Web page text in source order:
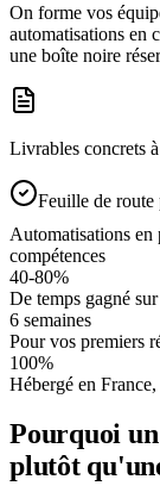
On forme vos
automatisations en
une boîte noire
Livrables concrets
Feuille de route
Automatisations en
compétences
40-80%
De temps gagné
6 semaines
Pour vos premiers
100%
Hébergé en
Pourquoi
plutôt